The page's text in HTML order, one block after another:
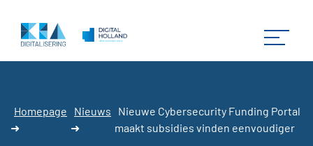
Homepage
➜
Nieuws
➜
Nieuwe Cybersecurity Funding Portal
maakt subsidies vinden eenvoudiger